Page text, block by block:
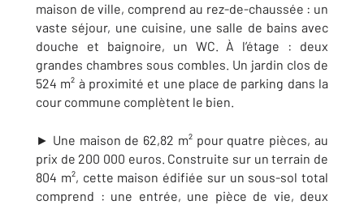
maison de ville, comprend au rez-de-chaussée : un
vaste séjour, une cuisine, une salle de bains avec
douche et baignoire, un WC. À l’étage : deux
grandes chambres sous combles. Un jardin clos de
524 m² à proximité et une place de parking dans la
cour commune complètent le bien.
► Une maison de 62,82 m² pour quatre pièces, au
prix de 200 000 euros. Construite sur un terrain de
804 m², cette maison édifiée sur un sous-sol total
comprend : une entrée, une pièce de vie, deux